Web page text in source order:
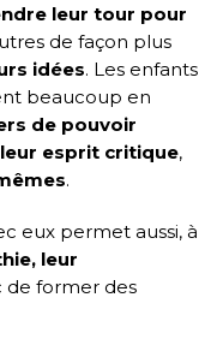
leur tour pour
de façon plus
idées. Les enfants
beaucoup en
de pouvoir
esprit critique,
.
eux permet aussi, à
leur
de former des